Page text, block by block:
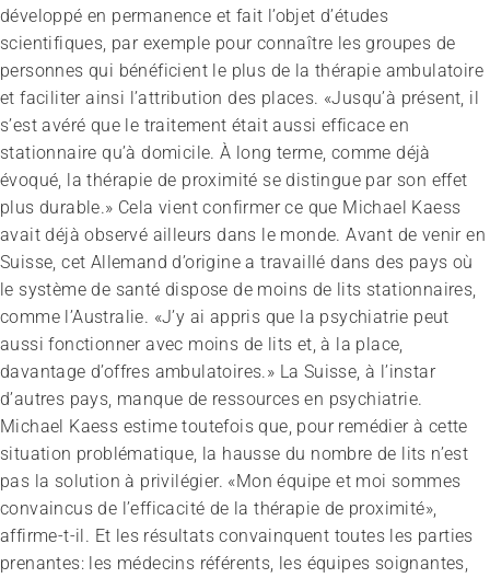
développé en permanence et fait l’objet d’études
scientifiques, par exemple pour connaître les groupes de
personnes qui bénéficient le plus de la thérapie ambulatoire
et faciliter ainsi l’attribution des places. «Jusqu’à présent, il
s’est avéré que le traitement était aussi efficace en
stationnaire qu’à domicile. À long terme, comme déjà
évoqué, la thérapie de proximité se distingue par son effet
plus durable.» Cela vient confirmer ce que Michael Kaess
avait déjà observé ailleurs dans le monde. Avant de venir en
Suisse, cet Allemand d’origine a travaillé dans des pays où
le système de santé dispose de moins de lits stationnaires,
comme l’Australie. «J’y ai appris que la psychiatrie peut
aussi fonctionner avec moins de lits et, à la place,
davantage d’offres ambulatoires.» La Suisse, à l’instar
d’autres pays, manque de ressources en psychiatrie.
Michael Kaess estime toutefois que, pour remédier à cette
situation problématique, la hausse du nombre de lits n’est
pas la solution à privilégier. «Mon équipe et moi sommes
convaincus de l’efficacité de la thérapie de proximité»,
affirme-t-il. Et les résultats convainquent toutes les parties
prenantes: les médecins référents, les équipes soignantes,